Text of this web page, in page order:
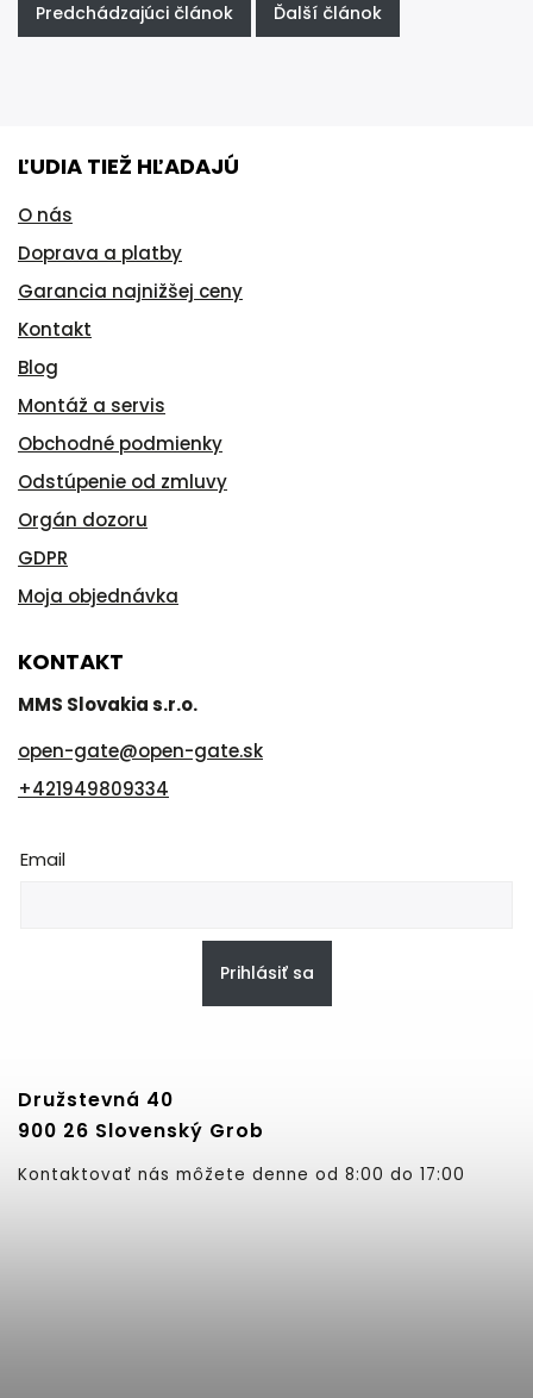
Predchádzajúci článok Ďalší článok
ĽUDIA TIEŽ HĽADAJÚ
O nás
Doprava a platby
Garancia najnižšej ceny
Kontakt
Blog
Montáž a servis
Obchodné podmienky
Odstúpenie od zmluvy
Orgán dozoru
GDPR
Moja objednávka
KONTAKT
MMS Slovakia s.r.o.
open-gate@open-gate.sk
+421949809334
Email
Prihlásiť sa
Družstevná 40
900 26 Slovenský Grob
Kontaktovať nás môžete denne od 8:00 do 17:00